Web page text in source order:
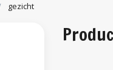
gezicht